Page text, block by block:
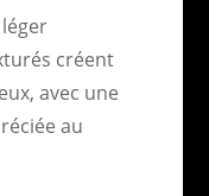
créent
avec une
au